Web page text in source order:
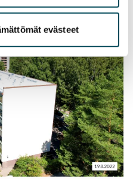
evästeet